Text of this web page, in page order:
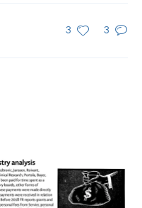
3 3